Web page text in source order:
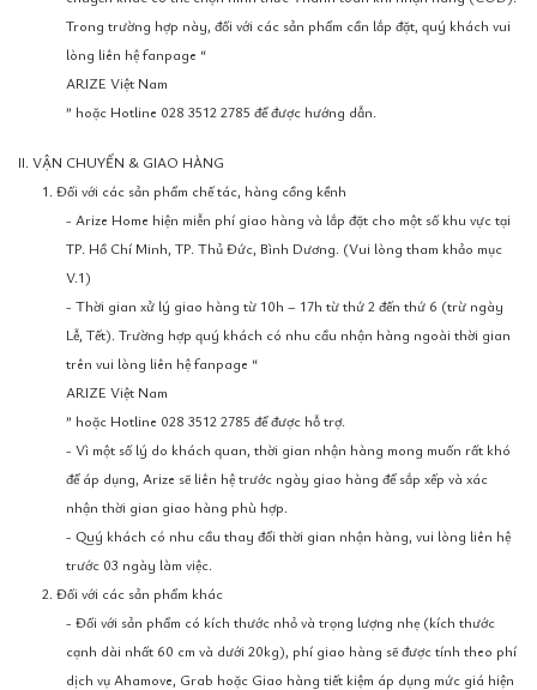
Trong trường hợp này, đối với các sản phẩm cần lắp đặt, quý khách vui
lòng liên hệ fanpage “
ARIZE Việt Nam
” hoặc Hotline 028 3512 2785 để được hướng dẫn.
II. VẬN CHUYỂN & GIAO HÀNG
1. Đối với các sản phẩm chế tác, hàng cồng kềnh
- Arize Home hiện miễn phí giao hàng và lắp đặt cho một số khu vực tại
TP. Hồ Chí Minh, TP. Thủ Đức, Bình Dương. (Vui lòng tham khảo mục
V.1)
- Thời gian xử lý giao hàng từ 10h – 17h từ thứ 2 đến thứ 6 (trừ ngày
Lễ, Tết). Trường hợp quý khách có nhu cầu nhận hàng ngoài thời gian
trên vui lòng liên hệ fanpage “
ARIZE Việt Nam
” hoặc Hotline 028 3512 2785 để được hỗ trợ.
- Vì một số lý do khách quan, thời gian nhận hàng mong muốn rất khó
để áp dụng, Arize sẽ liên hệ trước ngày giao hàng để sắp xếp và xác
nhận thời gian giao hàng phù hợp.
- Quý khách có nhu cầu thay đổi thời gian nhận hàng, vui lòng liên hệ
trước 03 ngày làm việc.
2. Đối với các sản phẩm khác
- Đối với sản phẩm có kích thước nhỏ và trọng lượng nhẹ (kích thước
cạnh dài nhất 60 cm và dưới 20kg), phí giao hàng sẽ được tính theo phí
dịch vụ Ahamove, Grab hoặc Giao hàng tiết kiệm áp dụng mức giá hiện